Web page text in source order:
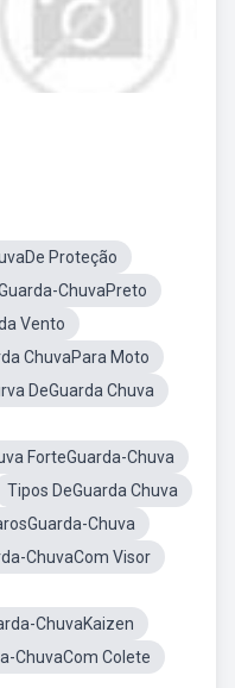
Proteção
ChuvaPreto
Vento
ChuvaPara Moto
DeGuarda Chuva
ForteGuarda-Chuva
Tipos DeGuarda Chuva
Chuva
ChuvaCom Visor
ChuvaKaizen
ChuvaCom Colete